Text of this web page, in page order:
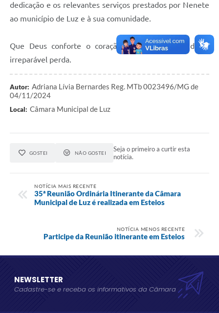
dedicação e os relevantes serviços prestados por Nenete
ao município de Luz e à sua comunidade.
Que Deus conforte o coração de todos diante desta
irreparável perda.
Autor: Adriana Lívia Bernardes Reg. MTb 0023496/MG de
04/11/2024
Local: Câmara Municipal de Luz
GOSTEI NÃO GOSTEI
Seja o primeiro a curtir esta
notícia.
NOTÍCIA MAIS RECENTE
35ª Reunião Ordinária Itinerante da Câmara
Municipal de Luz é realizada em Esteios
NOTÍCIA MENOS RECENTE
Participe da Reunião itinerante em Esteios
NEWSLETTER
Cadastre-se e receba os informativos da Câmara